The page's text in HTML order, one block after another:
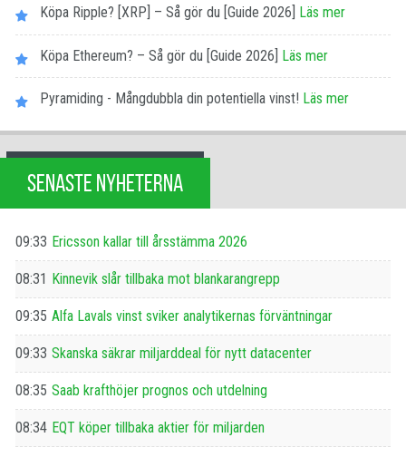
Köpa Ripple? [XRP] – Så gör du [Guide 2026] Läs mer
Köpa Ethereum? – Så gör du [Guide 2026] Läs mer
Pyramiding - Mångdubbla din potentiella vinst! Läs mer
SENASTE NYHETERNA
09:33 Ericsson kallar till årsstämma 2026
08:31 Kinnevik slår tillbaka mot blankarangrepp
09:35 Alfa Lavals vinst sviker analytikernas förväntningar
09:33 Skanska säkrar miljarddeal för nytt datacenter
08:35 Saab krafthöjer prognos och utdelning
08:34 EQT köper tillbaka aktier för miljarden